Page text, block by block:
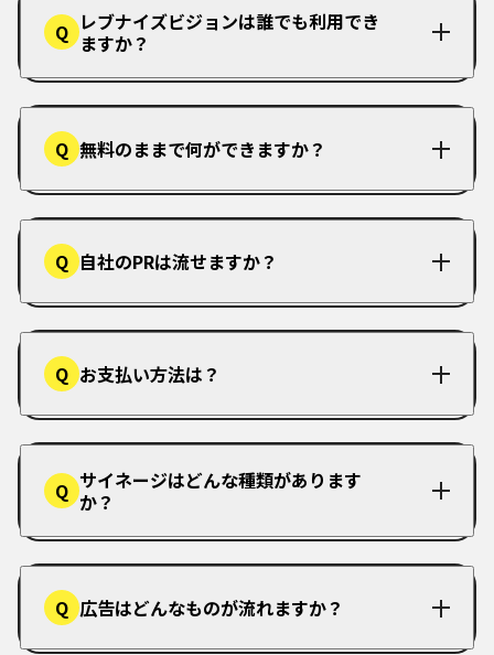
Q レブナイズビジョンは誰でも利用でき
ますか？
Q 無料のままで何ができますか？
Q 自社のPRは流せますか？
Q お支払い方法は？
Q サイネージはどんな種類があります
か？
Q 広告はどんなものが流れますか？